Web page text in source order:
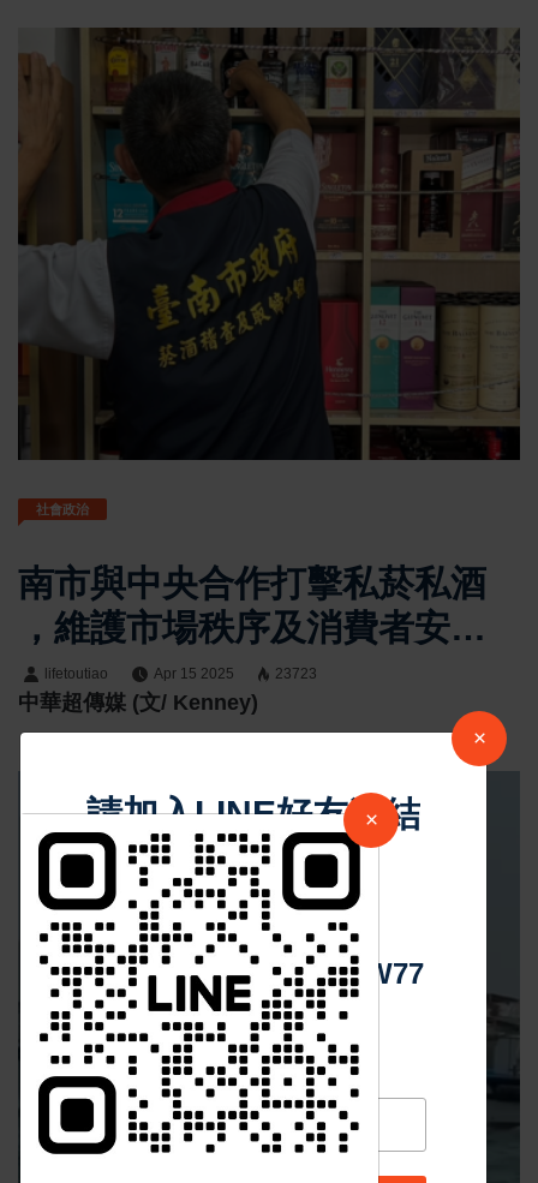
社會政治
南市與中央合作打擊私菸私酒
，維護市場秩序及消費者安
全。
lifetoutiao Apr 15 2025 23723
中華超傳媒 (文/ Kenney)
×
請加入LINE好友連結
中 華 超 傳 媒
Https://reurl.cc/adqW77
×